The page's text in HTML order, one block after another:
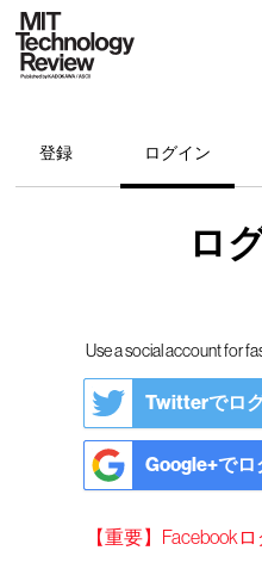
登録 ログイン
ロ
Use a social account for
Twitterでロ
Google+でロ
【重要】Facebook